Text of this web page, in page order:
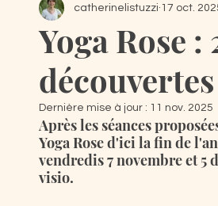
Planning des cours Les
Yoga Rose :
catherinelistuzzi 17 oct.
Dernière mise à jour : 11 nov. 2025
Après les séances
Yoga Rose d'ici la fin de
vendredis 7 novembre et 5
visio.